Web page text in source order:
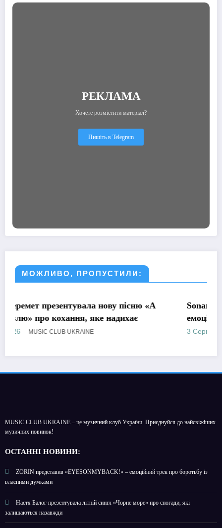
РЕКЛАМА
Хочете розмістити матеріал?
Пишіть в Telegram
МОЖЛИВО, ПРОПУСТИЛИ:
«А
Sonar Wind презентував трек
емоційну історію про депресію, втому
пошук виходу
3 Серпня, 2026
MUSIC CLUB UKRAINE – це музичний клуб України. Приєднуйся до найсвіжіших
музичних новинок!
ОСТАННІ НОВИНИ:
ZORIN представив «EYESONMYBACK!» – емоційний трек про боротьбу із
власними думками
Настя Балог презентувала літній сингл «Чорне море» про спогади, які
залишаються назавжди